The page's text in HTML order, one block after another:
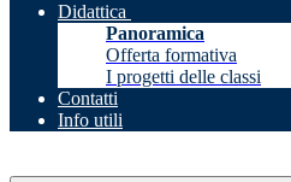
Didattica
Panoramica
Offerta formativa
I progetti delle classi
Contatti
Info utili